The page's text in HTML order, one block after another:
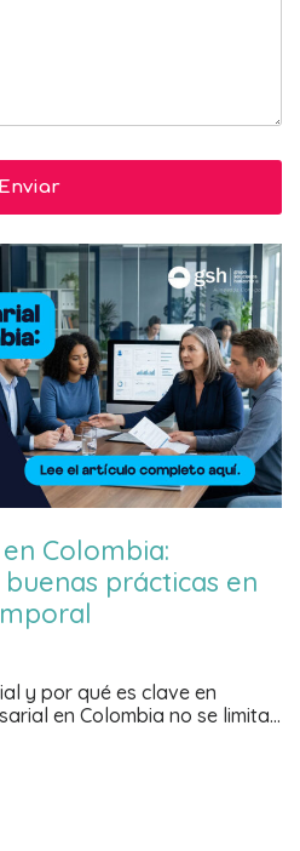
Colombia:
prácticas en
y por qué es clave en
en Colombia no se limita…